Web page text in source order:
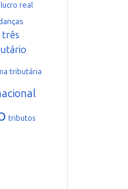
lucro real
três
tributária
tributos